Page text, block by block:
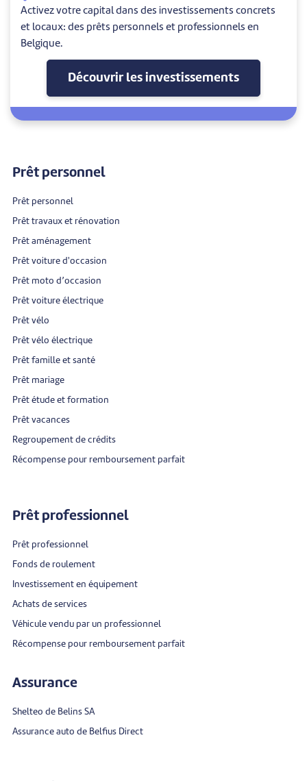
Activez votre capital dans des investissements concrets
et locaux: des prêts personnels et professionnels en
Belgique.
Découvrir les investissements
Prêt personnel
Prêt personnel
Prêt travaux et rénovation
Prêt aménagement
Prêt voiture d'occasion
Prêt moto d’occasion
Prêt voiture électrique
Prêt vélo
Prêt vélo électrique
Prêt famille et santé
Prêt mariage
Prêt étude et formation
Prêt vacances
Regroupement de crédits
Récompense pour remboursement parfait
Prêt professionnel
Prêt professionnel
Fonds de roulement
Investissement en équipement
Achats de services
Véhicule vendu par un professionnel
Récompense pour remboursement parfait
Assurance
Shelteo de Belins SA
Assurance auto de Belfius Direct